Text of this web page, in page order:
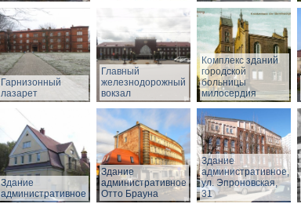
Гарнизонный
лазарет
Главный
железнодорожный
вокзал
Комплекс зданий
городской
больницы
милосердия
Здание
административное
Здание
административное
Отто Брауна
Здание
административное,
ул. Эпроновская,
31